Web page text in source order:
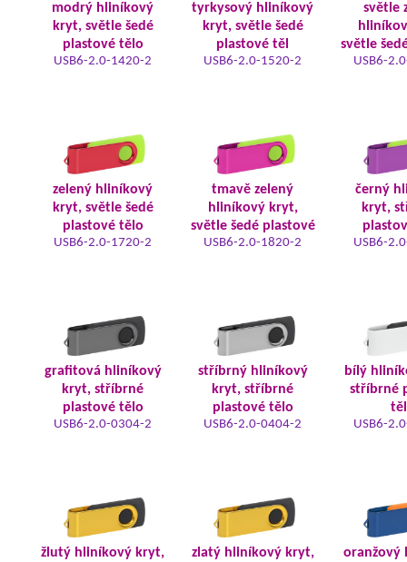
modrý hliníkový
kryt, světle šedé
plastové tělo
USB6-2.0-1420-2
tyrkysový hliníkový
kryt, světle šedé
plastové těl
USB6-2.0-1520-2
světle
světle
USB6-
zelený hliníkový
kryt, světle šedé
plastové tělo
USB6-2.0-1720-2
tmavě zelený
hliníkový kryt,
světle šedé plastové
USB6-2.0-1820-2
černý
kryt,
USB6-
grafitová hliníkový
kryt, stříbrné
plastové tělo
USB6-2.0-0304-2
stříbrný hliníkový
kryt, stříbrné
plastové tělo
USB6-2.0-0404-2
bílý
stříbrné
USB6-
žlutý hliníkový kryt,
zlatý hliníkový kryt,
oranžový